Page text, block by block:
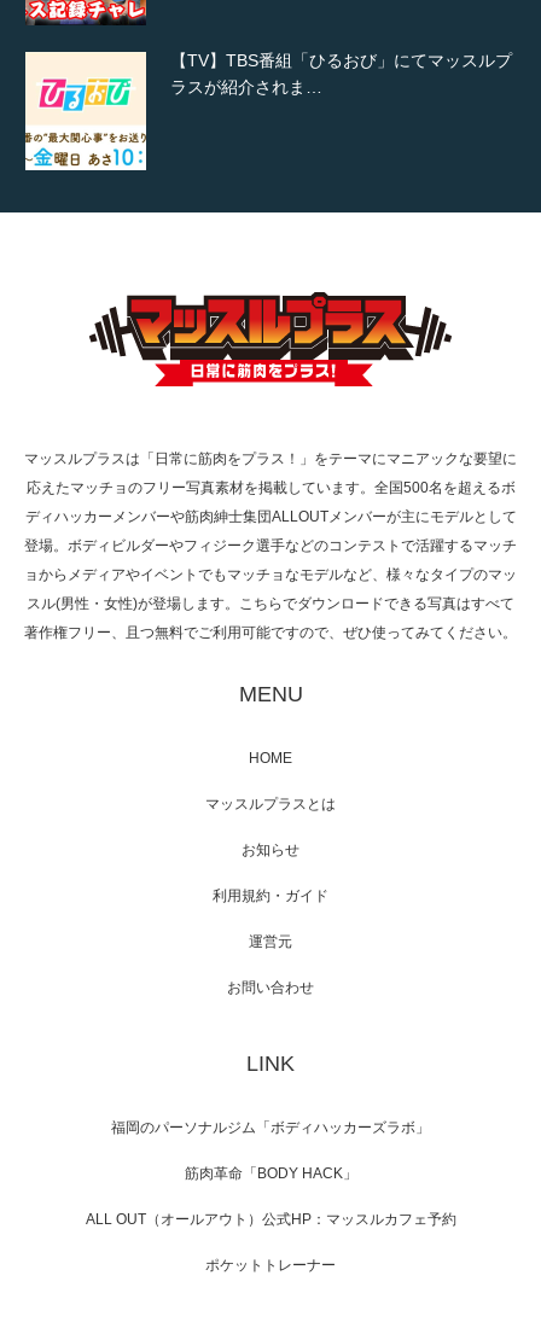
【TV】TBS番組「ひるおび」にてマッスルプ
ラスが紹介されま…
NHK「所さん！事件ですよ」に取材されまし
た（6/8放送）
が出演
【TV】NHK BS「COOL JAPAN 」にてマッス
【WEB】「猫と焼き芋とマッチョ」の素材を
マッスルプラスは「日常に筋肉をプラス！」をテーマにマニアックな要望に
応えたマッチョのフリー写真素材を掲載しています。全国500名を超えるボ
ディハッカーメンバーや筋肉紳士集団ALLOUTメンバーが主にモデルとして
登場。ボディビルダーやフィジーク選手などのコンテストで活躍するマッチ
ョからメディアやイベントでもマッチョなモデルなど、様々なタイプのマッ
スル(男性・女性)が登場します。こちらでダウンロードできる写真はすべて
著作権フリー、且つ無料でご利用可能ですので、ぜひ使ってみてください。
MENU
HOME
マッスルプラスとは
お知らせ
利用規約・ガイド
運営元
お問い合わせ
LINK
福岡のパーソナルジム「ボディハッカーズラボ」
筋肉革命「BODY HACK」
ALL OUT（オールアウト）公式HP：マッスルカフェ予約
ポケットトレーナー